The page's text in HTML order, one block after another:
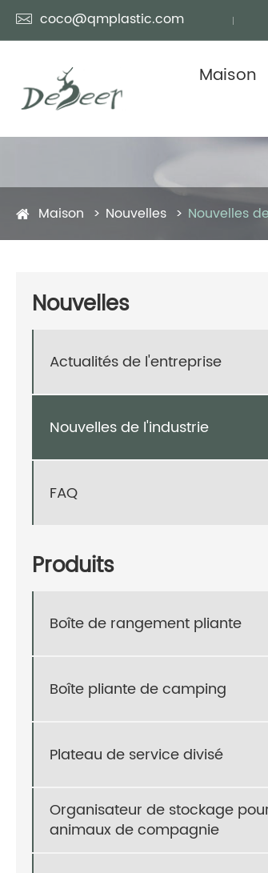
 coco@qmplastic.com
Maison
Maison Nouvelles Nouvelles
Nouvelles
Actualités de l'entreprise
Nouvelles de l'industrie
FAQ
Produits
Boîte de rangement pliante
Boîte pliante de camping
Plateau de service divisé
Organisateur de stockage
animaux de compagnie